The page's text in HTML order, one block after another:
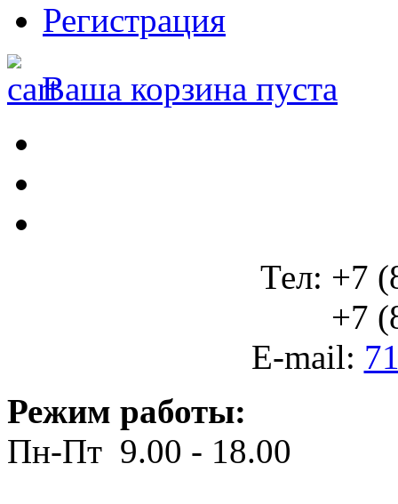
Регистрация
Ваша корзина пуста
Тел: +7
+7
E-mail:
Режим работы:
Пн-Пт 9.00 - 18.00